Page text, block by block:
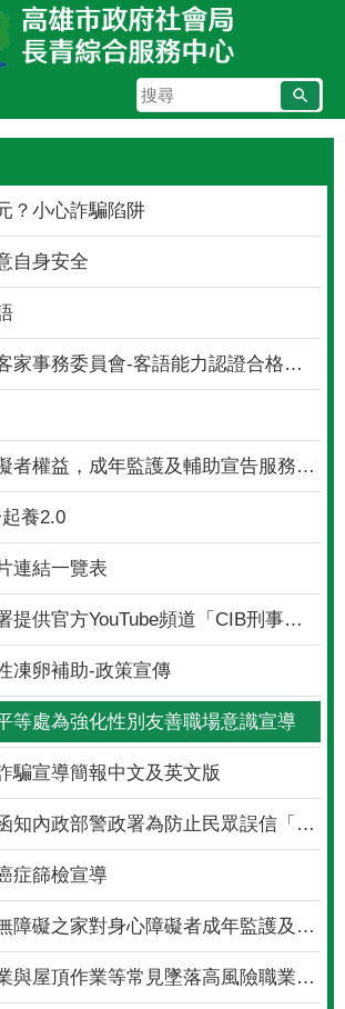
搜
尋
？小心詐騙陷阱
自身安全
務委員會-客語能力認證合格獎勵要點2.0
權益，成年監護及輔助宣告服務宣導
養2.0
連結一覽表
方YouTube頻道「CIB刑事警察局」，防詐宣導影片
凍卵補助-政策宣傳
等處為強化性別友善職場意識宣導
騙宣導簡報中文及英文版
政署為防止民眾誤信「普發現金一萬元」釣魚簡訊詐騙手法
症篩檢宣導
家對身心障礙者成年監護及輔助宣告服務之認識宣導
屋頂作業等常見墜落高風險職業災害宣導